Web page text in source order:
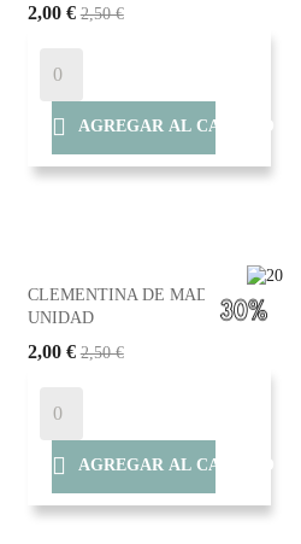
2,00 € 2,50 €
 AGREGAR AL CARRITO
CLEMENTINA DE MADERA -
UNIDAD
2,00 € 2,50 €
 AGREGAR AL CARRITO